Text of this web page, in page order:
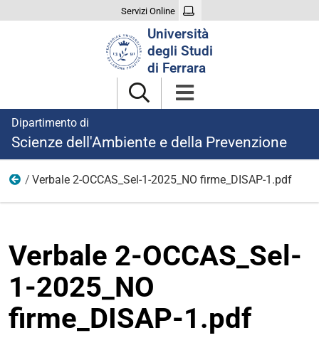
Servizi Online
Università
degli Studi
di Ferrara
Dipartimento di
Scienze dell'Ambiente e della Prevenzione
1
Verbale 2-OCCAS_Sel-1-2025_NO firme_DISAP-1.pdf
Verbale 2-OCCAS_Sel-
1-2025_NO
firme_DISAP-1.pdf